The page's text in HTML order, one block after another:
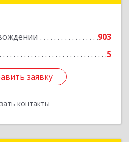
903
5
заявку
контакты
заявку
Назад